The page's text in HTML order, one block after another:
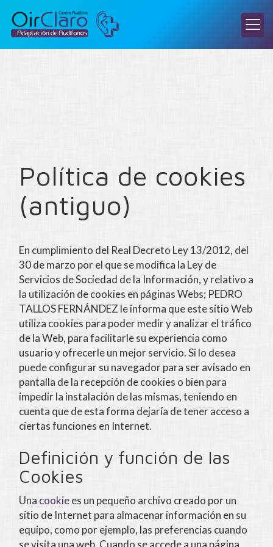
Política de cookies
(antiguo)
En cumplimiento del Real Decreto Ley 13/2012, del
30 de marzo por el que se modifica la Ley de
Servicios de Sociedad de la Información, y relativo a
la utilización de cookies en páginas Webs; PEDRO
TALLOS FERNÁNDEZ le informa que este sitio Web
utiliza cookies para poder medir y analizar el tráfico
de la Web, para facilitarle su experiencia como
usuario y ofrecerle un mejor servicio. Si lo desea
puede configurar su navegador para ser avisado en
pantalla de la recepción de cookies o bien para
impedir la instalación de las mismas, teniendo en
cuenta que de esta forma dejaría de tener acceso a
ciertas funciones en Internet.
Definición y función de las
Cookies
Una cookiees un pequeño archivo creado por un
sitio de Internet para almacenar información en su
equipo, como por ejemplo, las preferencias cuando
se visita una web. Cuando se accede a una página